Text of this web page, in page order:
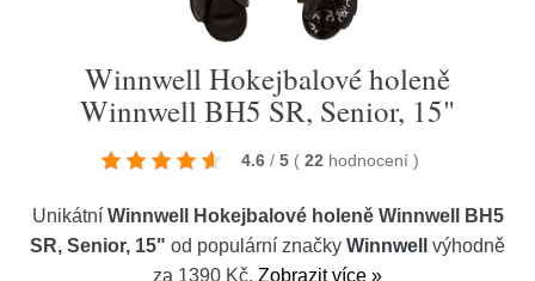
Winnwell Hokejbalové holeně
Winnwell BH5 SR, Senior, 15"
4.6 / 5 ( 22 hodnocení )
Unikátní Winnwell Hokejbalové holeně Winnwell BH5
SR, Senior, 15" od populární značky Winnwell
výhodně
za 1390 Kč. Zobrazit více »